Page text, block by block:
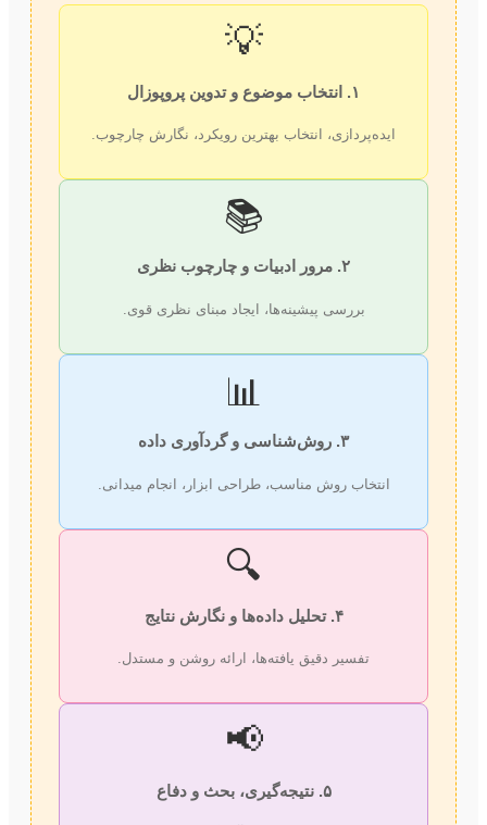
💡
ایده‌پردازی، انتخاب بهترین رویکرد، نگارش چارچوب.
📚
بررسی پیشینه‌ها، ایجاد مبنای نظری قوی.
انتخاب روش مناسب، طراحی ابزار، انجام میدانی.
تفسیر دقیق یافته‌ها، ارائه روشن و مستدل.
📢